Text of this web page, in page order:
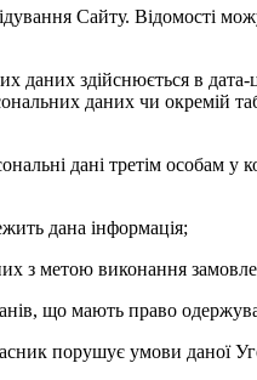
Сайту. Відомості
даних здійснюється в
даних чи окремій
дані третім особам
дана інформація;
з метою виконання
що мають право
порушує умови даної